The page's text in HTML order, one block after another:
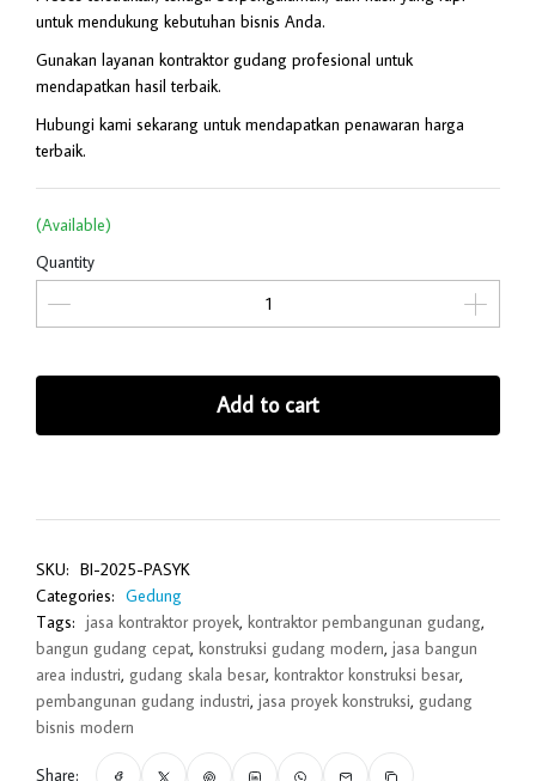
untuk mendukung kebutuhan bisnis Anda.
Gunakan layanan kontraktor gudang profesional untuk
mendapatkan hasil terbaik.
Hubungi kami sekarang untuk mendapatkan penawaran harga
terbaik.
(Available)
Quantity
Add to cart
SKU: BI-2025-PASYK
Categories: Gedung
Tags: jasa kontraktor proyek, kontraktor pembangunan gudang,
bangun gudang cepat, konstruksi gudang modern, jasa bangun
area industri, gudang skala besar, kontraktor konstruksi besar,
pembangunan gudang industri, jasa proyek konstruksi, gudang
bisnis modern
Share: